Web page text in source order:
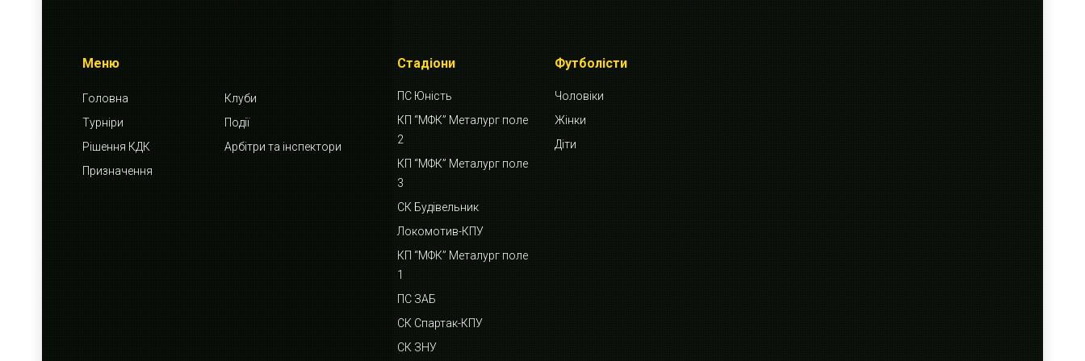
Меню
Головна
Клуби
Турніри
Події
Рішення КДК
Арбітри та інспектори
Призначення
Стадіони
ПС Юність
КП “МФК” Металург поле
2
КП “МФК” Металург поле
3
СК Будівельник
Локомотив-КПУ
КП “МФК” Металург поле
1
ПС ЗАБ
СК Спартак-КПУ
СК ЗНУ
Футболісти
Чоловіки
Жінки
Діти